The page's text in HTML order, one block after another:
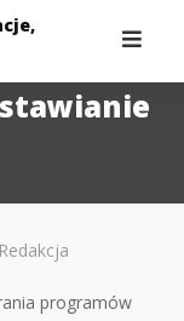
Redakcja
programów